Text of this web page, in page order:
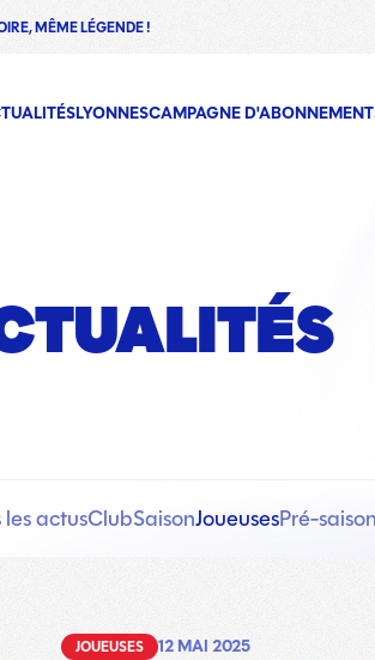
MÊME LÉGENDE !
LYONNESCAMPAGNE
les actusClubSaisonJoueusesPré-saison
JOUEUSES 12 MAI 2025